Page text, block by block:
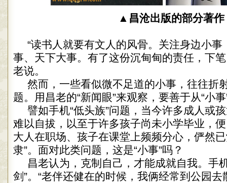
▲昌沧出版的部分著作
“读书人就要有文人的风骨。关注身边小
事、天下大事。有了这份沉甸甸的责任，下
老说。
然而，一些看似微不足道的小事，往往折
题。用昌老的“新闻眼”来观察，要善于从“小
譬如手机“低头族”问题，当今许多成人或
难以自拔，以至于许多孩子尚未小学毕业，
大人在职场、孩子在课堂上频频分心，俨然
隶”。面对此类问题，这是“小事”吗？
昌老认为，克制自己，才能成就自我。手
剑”。“老伴还健在的时候，我俩经常到公园